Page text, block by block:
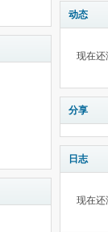
动态
现在还
分享
日志
现在还